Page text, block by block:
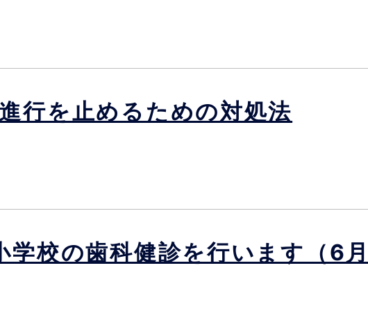
行を止めるための対処法
学校の歯科健診を行います（6